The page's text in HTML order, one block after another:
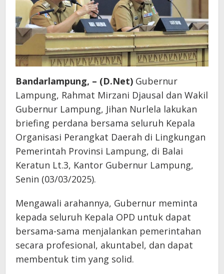
Lampung
Bandarlampung, – (D.Net) Gubernur
Lampung, Rahmat Mirzani Djausal dan Wakil
Gubernur Lampung, Jihan Nurlela lakukan
briefing perdana bersama seluruh Kepala
Organisasi Perangkat Daerah di Lingkungan
Pemerintah Provinsi Lampung, di Balai
Keratun Lt.3, Kantor Gubernur Lampung,
Senin (03/03/2025).
Mengawali arahannya, Gubernur meminta
kepada seluruh Kepala OPD untuk dapat
bersama-sama menjalankan pemerintahan
secara profesional, akuntabel, dan dapat
membentuk tim yang solid.